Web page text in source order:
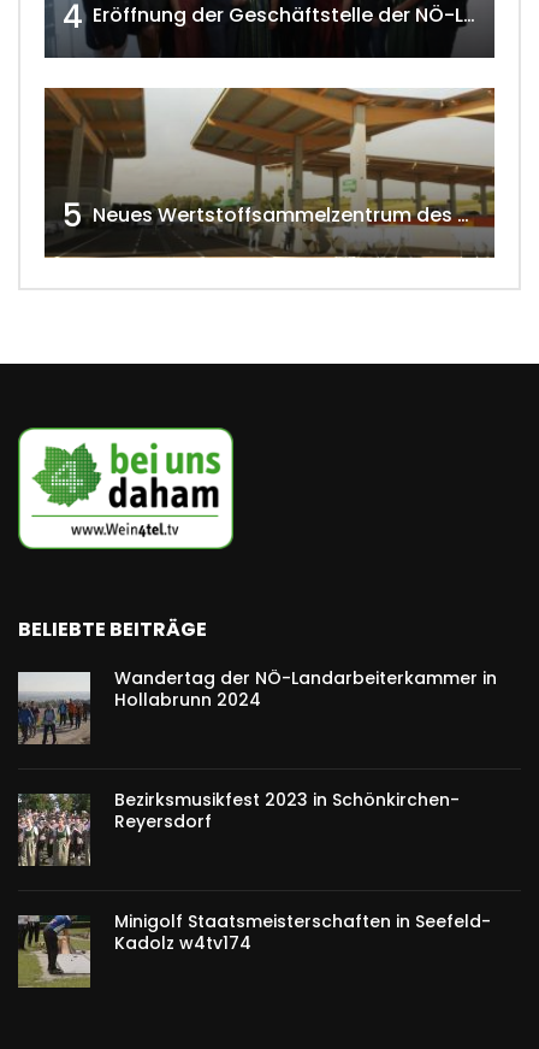
4 Eröffnung der Geschäftstelle der NÖ-Landarbeiterkammer in Mistelbach w4tv174
5 Neues Wertstoffsammelzentrum des G.V.U.
BELIEBTE BEITRÄGE
Wandertag der NÖ-Landarbeiterkammer in
Hollabrunn 2024
Bezirksmusikfest 2023 in Schönkirchen-
Reyersdorf
Minigolf Staatsmeisterschaften in Seefeld-
Kadolz w4tv174